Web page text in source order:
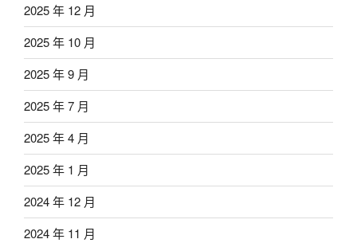
2025 年 12 月
2025 年 10 月
2025 年 9 月
2025 年 7 月
2025 年 4 月
2025 年 1 月
2024 年 12 月
2024 年 11 月